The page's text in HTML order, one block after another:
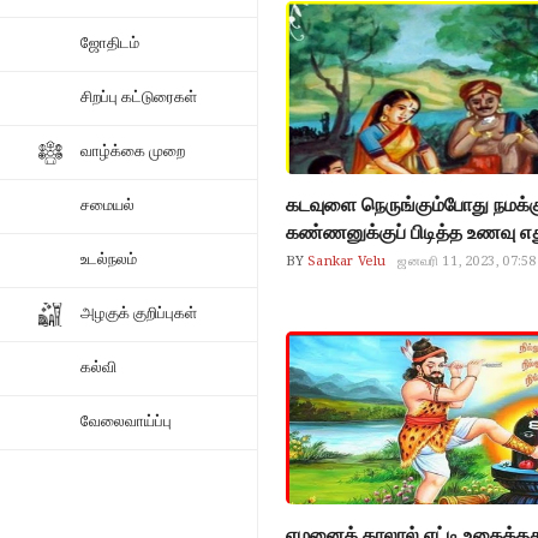
ஜோதிடம்
சிறப்பு கட்டுரைகள்
வாழ்க்கை முறை
சமையல்
உடல்நலம்
அழகுக் குறிப்புகள்
கல்வி
வேலைவாய்ப்பு
Srikrishna
கடவுளை நெருங்கும்போது
கண்ணனுக்குப் பிடித்த உணவு
BYSankar Velu ஜனவரி 11, 2023, 07:58